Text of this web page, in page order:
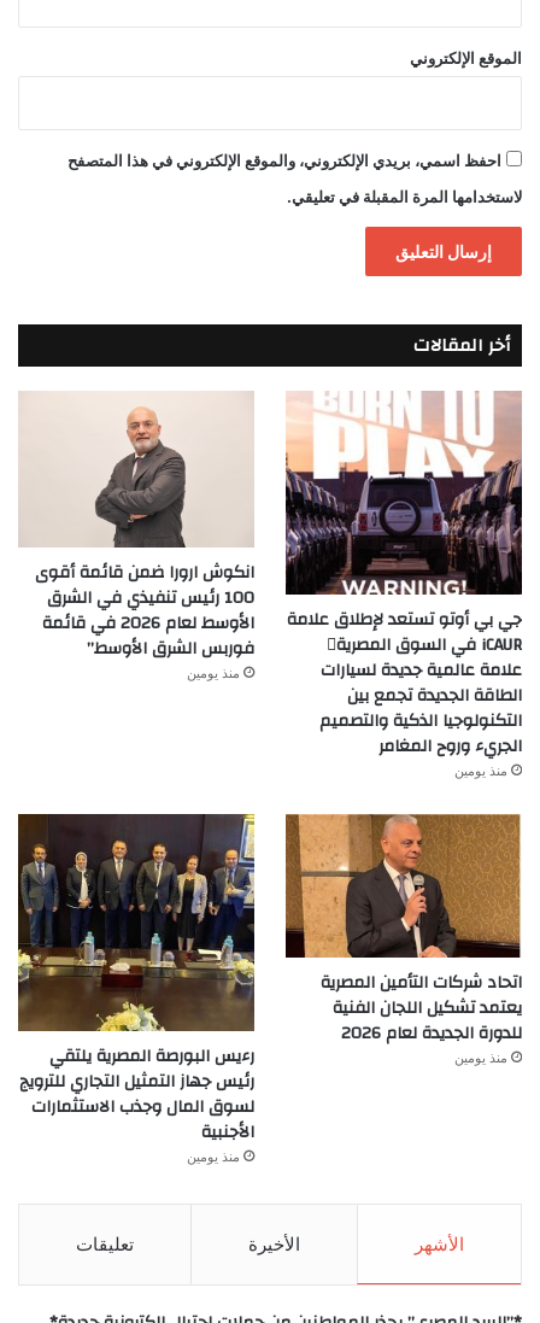
الموقع الإلكتروني
احفظ اسمي، بريدي الإلكتروني، والموقع الإلكتروني في هذا المتصفح
لاستخدامها المرة المقبلة في تعليقي.
أخر المقالات
جي بي أوتو تستعد لإطلاق علامة
iCAUR في السوق المصرية
علامة عالمية جديدة لسيارات
الطاقة الجديدة تجمع بين
التكنولوجيا الذكية والتصميم
الجريء وروح المغامر
منذ يومين
انكوش ارورا ضمن قائمة أقوى
100 رئيس تنفيذي في الشرق
الأوسط لعام 2026 في قائمة
فوربس الشرق الأوسط”
منذ يومين
اتحاد شركات التأمين المصرية
يعتمد تشكيل اللجان الفنية
للدورة الجديدة لعام 2026
منذ يومين
رءيس البورصة المصرية يلتقي
رئيس جهاز التمثيل التجاري للترويج
لسوق المال وجذب الاستثمارات
الأجنبية
منذ يومين
الأشهر الأخيرة تعليقات